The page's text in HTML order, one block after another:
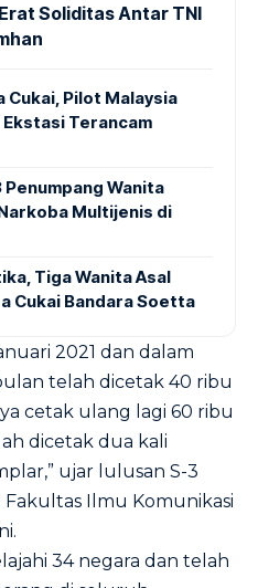
Soliditas Antar TNI
Cukai, Pilot Malaysia
Terancam
Wanita
Multijenis di
Tiga Wanita Asal
Cukai Bandara Soetta
2021 dan dalam
telah dicetak 40 ribu
cetak ulang lagi 60 ribu
dicetak dua kali
ujar lulusan S-3
Ilmu Komunikasi
34 negara dan telah